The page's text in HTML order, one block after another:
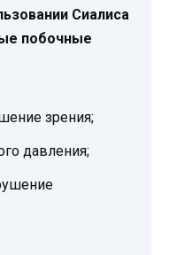
Сиалиса
побочные
зрения;
давления;